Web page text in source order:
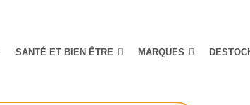
SANTÉ ET BIEN ÊTRE MARQUES